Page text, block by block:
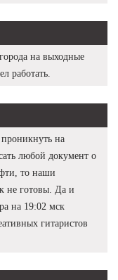
на выходные
работать.
на
любой документ о
то наши
не готовы. Да и
на 19:02 мск
гитаристов